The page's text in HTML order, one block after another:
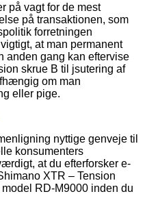
på vagt for de mest
på transaktionen, som
forretningen
at man permanent
anden gang kan eftervise
skrue B til jsutering af
om man
eller pige.
nyttige genveje til
konsumenters
at du efterforsker e-
XTR – Tension
RD-M9000 inden du